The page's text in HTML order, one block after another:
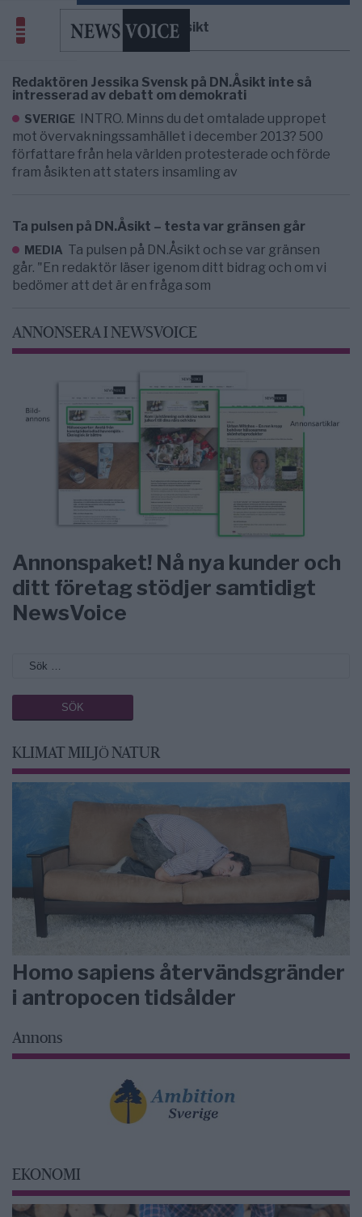
DN.Åsikt
Redaktören Jessika Svensk på DN.Åsikt inte så
intresserad av debatt om demokrati
SVERIGE INTRO. Minns du det omtalade uppropet
mot övervakningssamhället i december 2013? 500
författare från hela världen protesterade och förde
fram åsikten att staters insamling av
Ta pulsen på DN.Åsikt – testa var gränsen går
MEDIA Ta pulsen på DN.Åsikt och se var gränsen
går. "En redaktör läser igenom ditt bidrag och om vi
bedömer att det är en fråga som
ANNONSERA I NEWSVOICE
Annonspaket! Nå nya kunder och
ditt företag stödjer samtidigt
NewsVoice
KLIMAT MILJÖ NATUR
Homo sapiens återvändsgränder
i antropocen tidsålder
Annons
EKONOMI